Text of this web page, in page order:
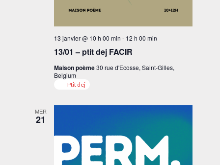
13/01 – ptit dej FACIR
13 janvier @ 10 h 00 min - 12 h 00 min
Maison poème30 rue d'Ecosse, Saint-Gilles,
Belgium
Ptit dej
MER
21